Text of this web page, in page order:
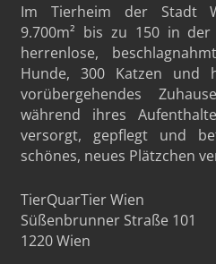
Im Tierheim der Stadt
9.700m² bis zu 150 in der
herrenlose,
Hunde, 300 Katzen und
vorübergehendes
während ihres
versorgt, gepflegt und
schönes, neues Plätzchen
TierQuarTier Wien
Süßenbrunner Straße 101
1220 Wien